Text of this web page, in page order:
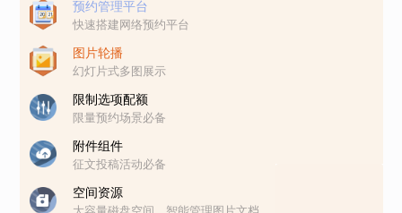
预约管理平台
快速搭建网络预约平台
图片轮播
幻灯片式多图展示
限制选项配额
限量预约场景必备
附件组件
征文投稿活动必备
空间资源
大容量磁盘空间，智能管理图片文档